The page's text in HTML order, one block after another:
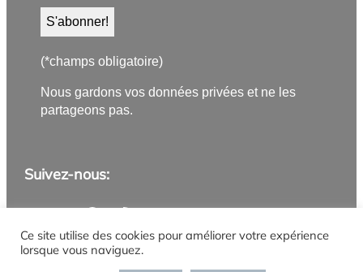
(*champs obligatoire)
Nous gardons vos données privées et ne les
partageons pas.
Suivez-nous:
Application PanneauPocket
Lettre d'information
Instagram
Facebook
YouTube
Flux RSS
Mentions légalesPolitique de confidentialité
Ce site utilise des cookies pour améliorer votre expérience
lorsque vous naviguez.